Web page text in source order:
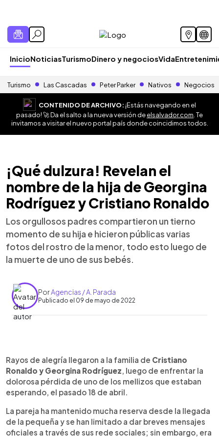
InicioNoticiasTurismoDinero y negociosVida
Turismo Las Cascadas Peter Parker Nativos Negocios
CONTENIDO DE ARCHIVO:¡Estás navegando en el
pasado! 🚀 Da el salto a la nueva versión deelsalvador.com . Te
invitamos a visitar el nuevo portal país donde coincidimos todos.
¡Qué dulzura! Revelan el
nombre de la hija de Georgina
Rodríguez y Cristiano Ronaldo
Los orgullosos padres compartieron un tierno
momento de su hija e hicieron públicas varias
fotos del rostro de la menor, todo esto luego de
la muerte de uno de sus bebés.
PorAgencias / A. Parada
Publicado el 09 de mayo de 2022
► Escuchar artículo
Rayos de alegría llegaron a la familia de Cristiano
Ronaldo y Georgina Rodríguez, luego de enfrentar la
dolorosa pérdida de uno de los mellizos que estaban
esperando, el pasado 18 de abril.
La pareja ha mantenido mucha reserva desde la llegada
de la pequeña y se han limitado a dar breves mensajes
oficiales a través de sus rede sociales; sin embargo, era